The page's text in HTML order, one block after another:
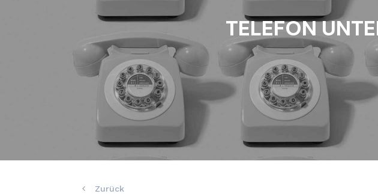
TELEFON
Zurück